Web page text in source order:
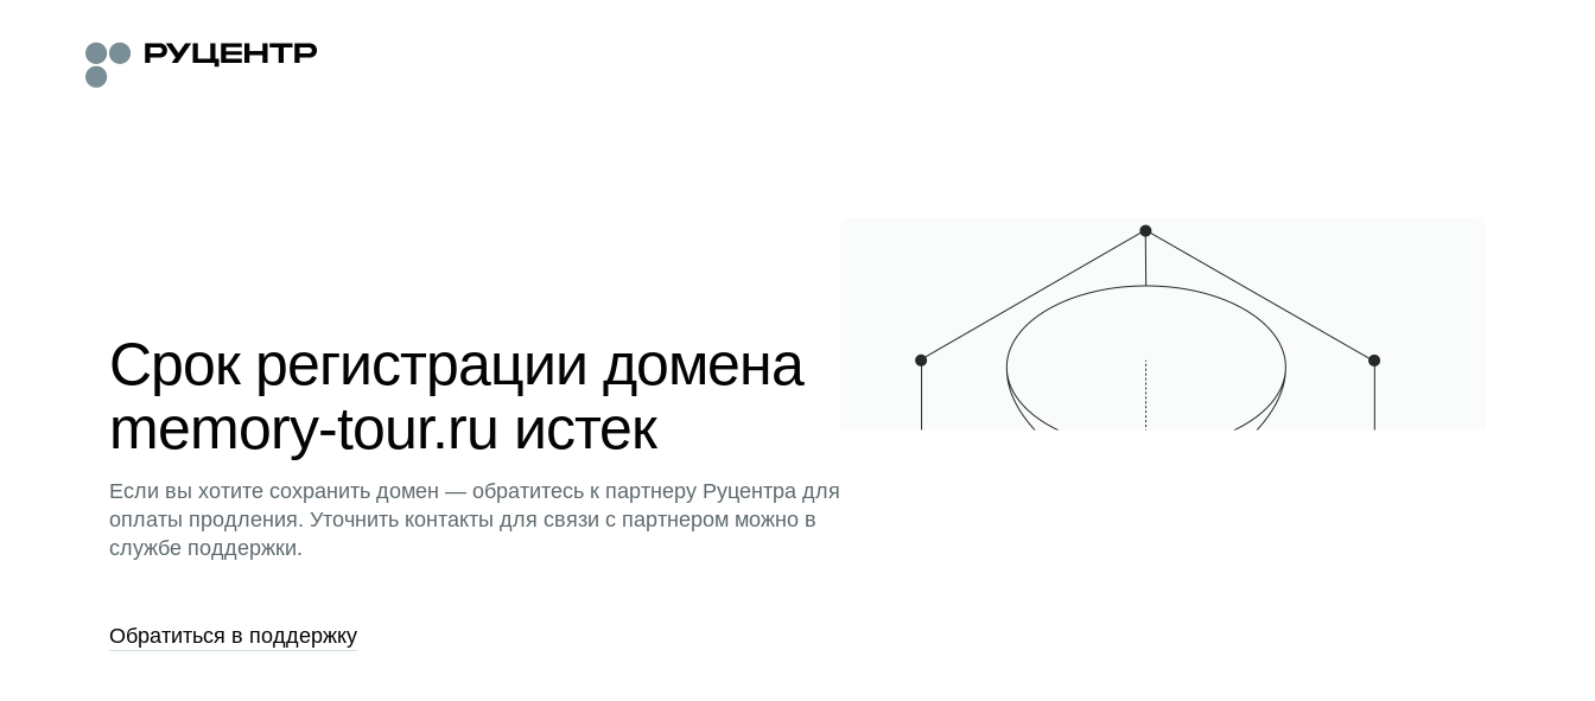
Срок регистрации домена
memory-tour.ru истек
Если вы хотите сохранить домен — обратитесь к партнеру Руцентра для
оплаты продления. Уточнить контакты для связи с партнером можно в
службе поддержки.
Обратиться в поддержку